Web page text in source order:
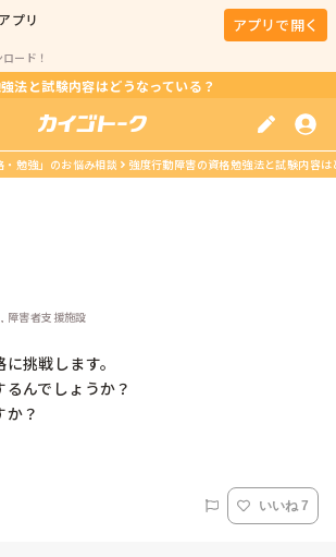
プリ
ード！
アプリで開く
法と試験内容はどうなっている？
・勉強」のお悩み相談 強度行動障害の資格勉強法と試験内容
障害者支援施設
挑戦します。
んでしょうか？
か？
いいね 7